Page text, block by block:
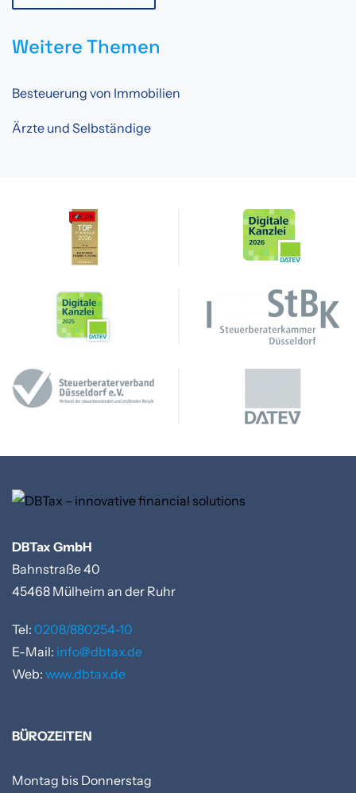
Weitere Themen
Besteuerung von Immobilien
Ärzte und Selbständige
DBTax GmbH
Bahnstraße 40
45468 Mülheim an der Ruhr
Tel: 0208/880254-10
E-Mail: info@dbtax.de
Web: www.dbtax.de
BÜROZEITEN
Montag bis Donnerstag